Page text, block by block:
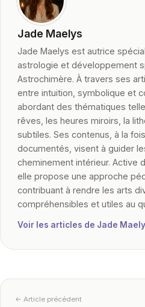
Jade Maelys
Jade Maelys est autrice
astrologie et développement
Astrochimère. À travers ses
entre intuition, symbolique et
abordant des thématiques
rêves, les heures miroirs, la
subtiles. Ses contenus, à la
documentés, visent à guider
cheminement intérieur. Active
elle propose une approche
contribuant à rendre les arts
compréhensibles et utiles au
Voir les articles de Jade
← Article précédent